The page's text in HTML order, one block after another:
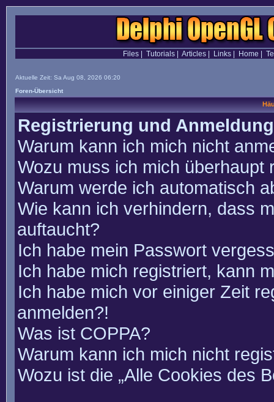
Files| Tutorials| Articles| Links| Home
Aktuelle Zeit: Sa Aug 08, 2026 06:20
Foren-Übersicht
Registrierung und Anmeldung
Warum kann ich mich nicht
Wozu muss ich mich überhaupt
Warum werde ich automatisch
Wie kann ich verhindern, dass
auftaucht?
Ich habe mein Passwort
Ich habe mich registriert, kann
Ich habe mich vor einiger Zeit
anmelden?!
Was ist COPPA?
Warum kann ich mich nicht
Wozu ist die „Alle Cookies des